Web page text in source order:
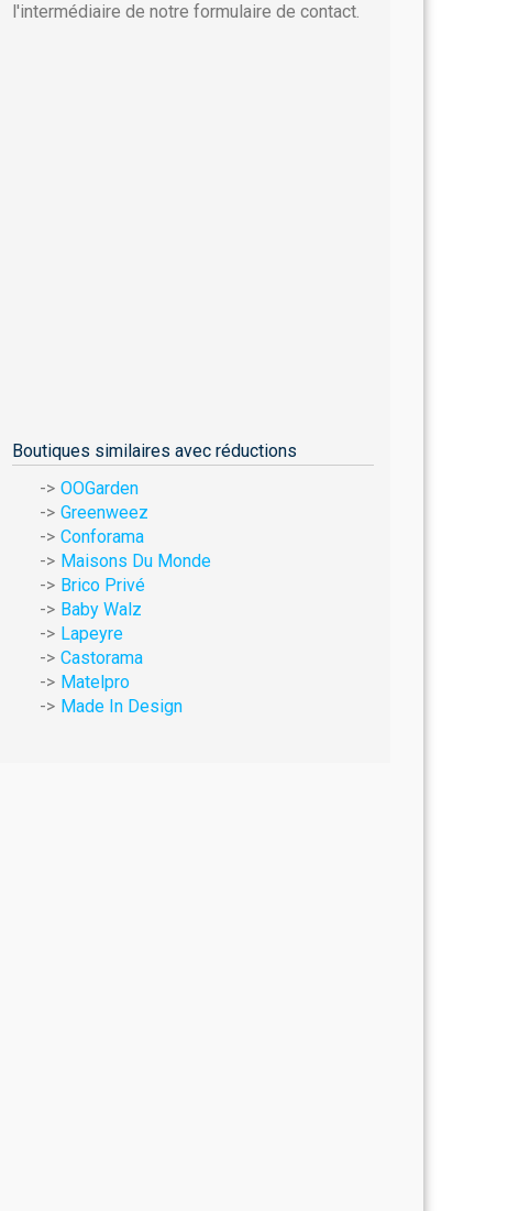
l'intermédiaire de notre formulaire de contact.
Boutiques similaires avec réductions
OOGarden
Greenweez
Conforama
Maisons Du Monde
Brico Privé
Baby Walz
Lapeyre
Castorama
Matelpro
Made In Design